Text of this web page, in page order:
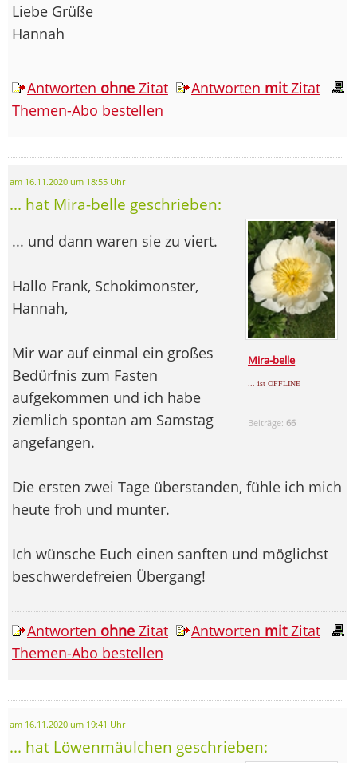
Liebe Grüße
Hannah
Antworten ohne Zitat Antworten mitZitat
Themen-Abo bestellen
am 16.11.2020 um 18:55 Uhr
... hat Mira-belle geschrieben:
Mira-belle
... ist OFFLINE
Beiträge: 66
... und dann waren sie zu viert.
Hallo Frank, Schokimonster,
Hannah,
Mir war auf einmal ein großes
Bedürfnis zum Fasten
aufgekommen und ich habe
ziemlich spontan am Samstag
angefangen.
Die ersten zwei Tage überstanden, fühle ich mich
heute froh und munter.
Ich wünsche Euch einen sanften und möglichst
beschwerdefreien Übergang!
Antworten ohne Zitat Antworten mitZitat
Themen-Abo bestellen
am 16.11.2020 um 19:41 Uhr
... hat Löwenmäulchen geschrieben: